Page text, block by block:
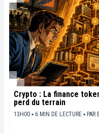
Crypto : La finance
perd du terrain
13H00 ▪ 6 MIN DE LECTURE ▪ PAR